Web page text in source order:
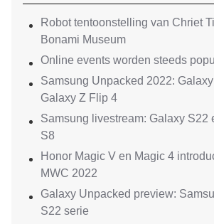
Robot tentoonstelling van Chriet
Bonami Museum
Online events worden steeds
Samsung Unpacked 2022:
Galaxy Z Flip 4
Samsung livestream: Galaxy S22
S8
Honor Magic V en Magic 4
MWC 2022
Galaxy Unpacked preview:
S22 serie